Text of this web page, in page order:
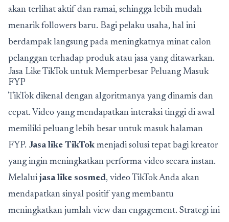
akan terlihat aktif dan ramai, sehingga lebih mudah
menarik followers baru. Bagi pelaku usaha, hal ini
berdampak langsung pada meningkatnya minat calon
pelanggan terhadap produk atau jasa yang ditawarkan.
Jasa Like TikTok untuk Memperbesar Peluang Masuk
FYP
TikTok dikenal dengan algoritmanya yang dinamis dan
cepat. Video yang mendapatkan interaksi tinggi di awal
memiliki peluang lebih besar untuk masuk halaman
FYP. Jasa like TikTok menjadi solusi tepat bagi kreator
yang ingin meningkatkan performa video secara instan.
Melalui jasa like sosmed, video TikTok Anda akan
mendapatkan sinyal positif yang membantu
meningkatkan jumlah view dan engagement. Strategi ini